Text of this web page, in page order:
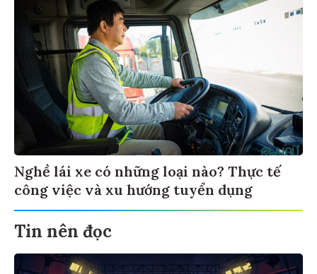
Nghề lái xe có những loại nào? Thực tế
công việc và xu hướng tuyển dụng
Tin nên đọc